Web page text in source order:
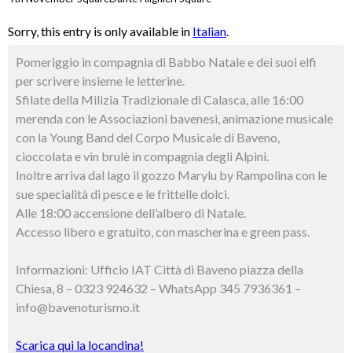
Sorry, this entry is only available in Italian.
Pomeriggio in compagnia di Babbo Natale e dei suoi elfi
per scrivere insieme le letterine.
Sfilate della Milizia Tradizionale di Calasca, alle 16:00
merenda con le Associazioni bavenesi, animazione musicale
con la Young Band del Corpo Musicale di Baveno,
cioccolata e vin brulè in compagnia degli Alpini.
Inoltre arriva dal lago il gozzo Marylu by Rampolina con le
sue specialità di pesce e le frittelle dolci.
Alle 18:00 accensione dell’albero di Natale.
Accesso libero e gratuito, con mascherina e green pass.
Informazioni: Ufficio IAT Città di Baveno piazza della
Chiesa, 8 – 0323 924632 – WhatsApp 345 7936361 –
info@bavenoturismo.it
Scarica qui la locandina!